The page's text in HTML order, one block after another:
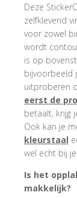
Deze
zelfklevend
voor zowel
wordt
is op
bijvoorbeeld
uitproberen
eerst de
betaalt, krijg
Ook kan je
kleurstaal
wel echt bij
Is het
makkelijk?